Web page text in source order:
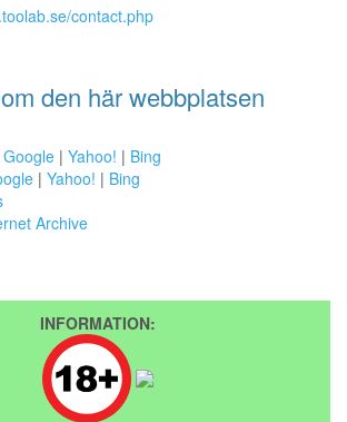
contact.php
den här webbplatsen
Google | Yahoo! | Bing
| Yahoo! | Bing
Archive
INFORMATION: